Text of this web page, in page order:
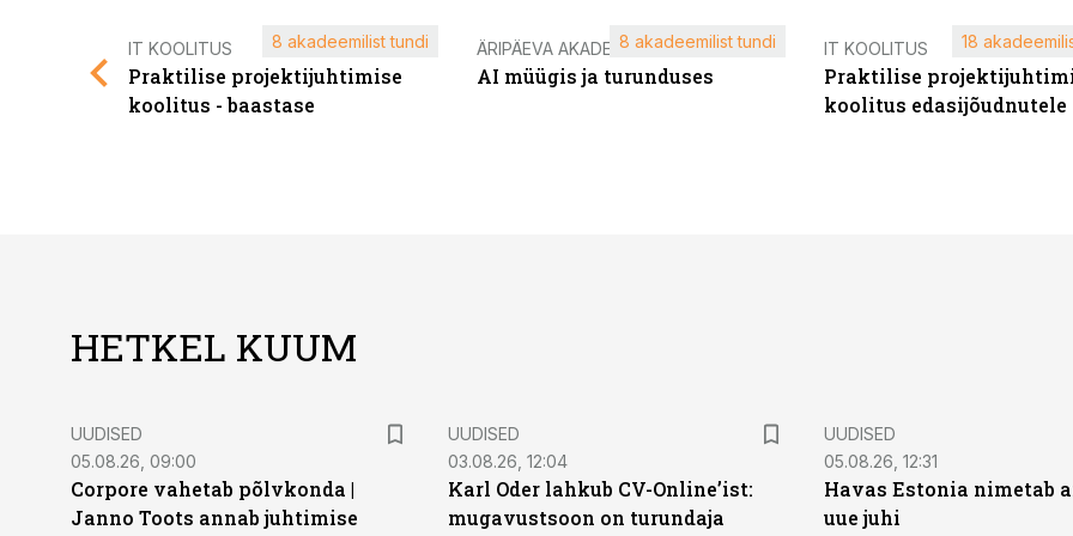
IT KOOLITUS
Praktilise projektijuhtimise
koolitus - baastase
8 akadeemilist tundi ÄRIPÄEVA AKADEEMIA
AI müügis ja turunduses
8 akadeemilist tundi IT KOOLITUS
Praktilise
koolitus edasijõudnutele
18
HETKEL KUUM
UUDISED
05.08.26, 09:00
Corpore vahetab põlvkonda |
Janno Toots annab juhtimise
UUDISED
03.08.26, 12:04
Karl Oder lahkub CV-Online’ist:
mugavustsoon on turundaja
UUDISED
05.08.26, 12:31
Havas Estonia nimetab
uue juhi